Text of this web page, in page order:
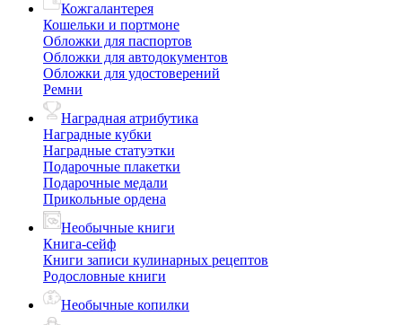
Кожгалантерея
Кошельки и портмоне
Обложки для паспортов
Обложки для автодокументов
Обложки для удостоверений
Ремни
Наградная атрибутика
Наградные кубки
Наградные статуэтки
Подарочные плакетки
Подарочные медали
Прикольные ордена
Необычные книги
Книга-сейф
Книги записи кулинарных рецептов
Родословные книги
Необычные копилки